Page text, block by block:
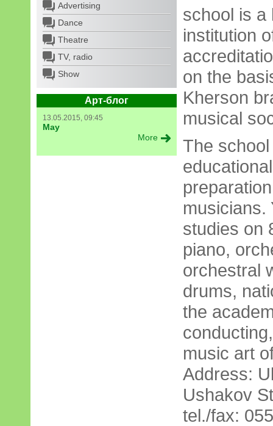
Advertising
Dance
Theatre
TV, radio
Show
Арт-блог
13.05.2015, 09:45
May
More
school is a
institution
on the
Kherson
musical
The
musicians.
studies on
piano,
orchestral
drums,
the
music art
Address:
Ushakov
tel./fax: